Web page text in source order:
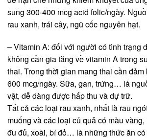
sung 300-400 mcg acid folic/ngày.
rau xanh, trái cây, ngũ cốc nguyên hạt.
– Vitamin A: đối với người có tình trạng
không cần gia tăng về vitamin A trong
thai. Trong thời gian mang thai cần
600 mcg/ngày. Sữa, gan, trứng… là
vật, dễ dàng được hấp thu và dự trữ.
Tất cả các loại rau xanh, nhất là rau
muống và các loại củ quả có màu
đu đủ, xoài, bí đỏ… là những thức ăn